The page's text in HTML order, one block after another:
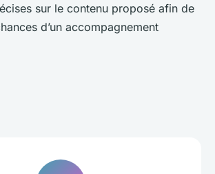
sur le contenu proposé afin de
d’un accompagnement